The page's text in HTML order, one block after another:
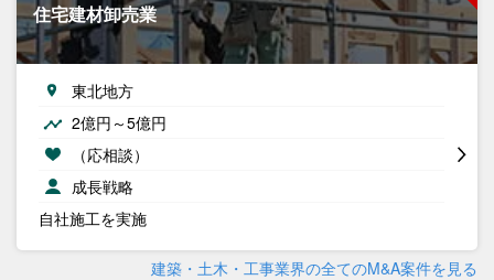
住宅建材卸売業
東北地方
2億円～5億円
（応相談）
成長戦略
自社施工を実施
建築・土木・工事業界の全てのM&A案件を見る